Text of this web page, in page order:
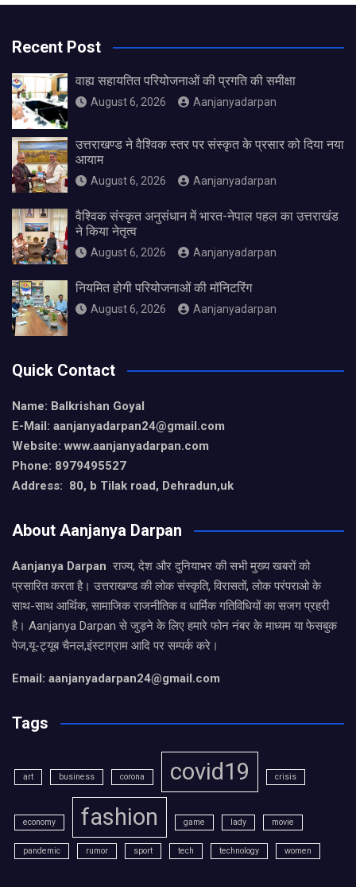
Recent Post
वाह्य सहायतित परियोजनाओं की प्रगति की समीक्षा
August 6, 2026 Aanjanyadarpan
उत्तराखण्ड ने वैश्विक स्तर पर संस्कृत के प्रसार को दिया नया
आयाम
August 6, 2026 Aanjanyadarpan
वैश्विक संस्कृत अनुसंधान में भारत-नेपाल पहल का उत्तराखंड
ने किया नेतृत्व
August 6, 2026 Aanjanyadarpan
नियमित होगी परियोजनाओं की मॉनिटरिंग
August 6, 2026 Aanjanyadarpan
Quick Contact
Name: Balkrishan Goyal
E-Mail: aanjanyadarpan24@gmail.com
Website: www.aanjanyadarpan.com
Phone: 8979495527
Address: 80, b Tilak road, Dehradun,uk
About Aanjanya Darpan
Aanjanya Darpan राज्य, देश और दुनियाभर की सभी मुख्य खबरों को
प्रसारित करता है। उत्तराखण्ड की लोक संस्कृति, विरासतों, लोक परंपराओ के
साथ-साथ आर्थिक, सामाजिक राजनीतिक व धार्मिक गतिविधियों का सजग प्रहरी
है। Aanjanya Darpan से जुड़ने के लिए हमारे फोन नंबर के माध्यम या फेसबुक
पेज,यू-ट्यूब चैनल,इंस्टाग्राम आदि पर सम्पर्क करे।
Email: aanjanyadarpan24@gmail.com
Tags
art business corona covid19 crisis
economy fashion game lady movie
pandemic rumor sport tech technology women